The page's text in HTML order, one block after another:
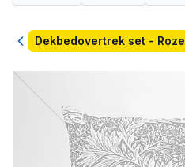
TerugDekbedovertrek set - Roze